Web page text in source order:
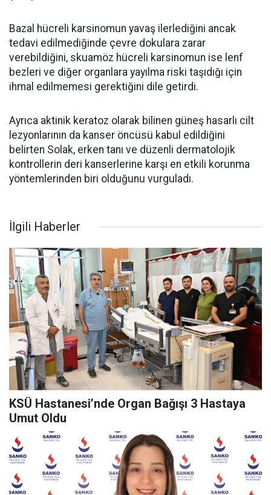
Bazal hücreli karsinomun yavaş ilerlediğini ancak
tedavi edilmediğinde çevre dokulara zarar
verebildiğini, skuamöz hücreli karsinomun ise lenf
bezleri ve diğer organlara yayılma riski taşıdığı için
ihmal edilmemesi gerektiğini dile getirdi.
Ayrıca aktinik keratoz olarak bilinen güneş hasarlı cilt
lezyonlarının da kanser öncüsü kabul edildiğini
belirten Solak, erken tanı ve düzenli dermatolojik
kontrollerin deri kanserlerine karşı en etkili korunma
yöntemlerinden biri olduğunu vurguladı.
İlgili Haberler
KSÜ Hastanesi’nde Organ Bağışı 3 Hastaya
Umut Oldu